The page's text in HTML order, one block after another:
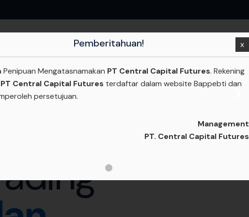
BERANDA PRODUK EDUKASI ANALISA PLATFORM
Pemberitahuan!
Penipuan Mengatasnamakan PT Central Capital Futures. Rekening
PT Central Capital Futures terdaftar dalam website Bappebti dan
persetujuan.
Management
PT. Central Capital Futures
x